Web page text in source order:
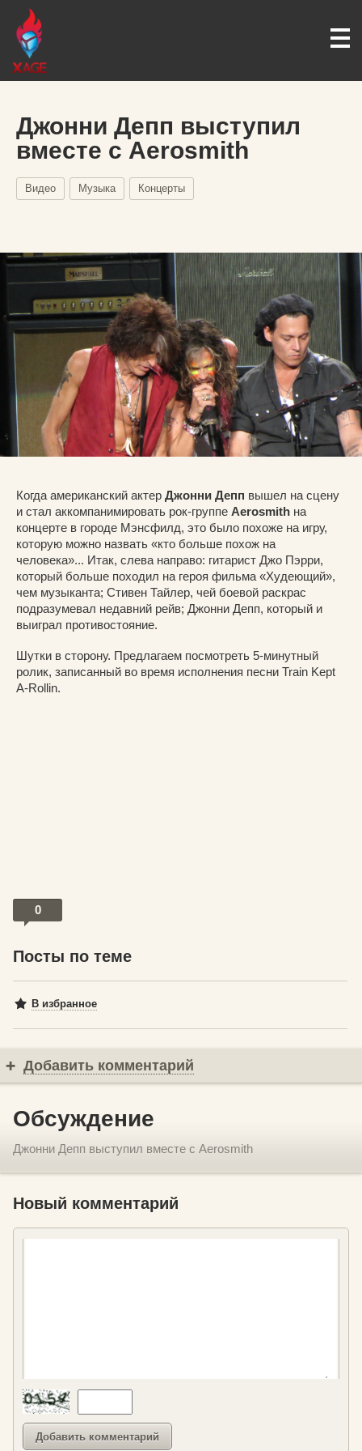
Джонни Депп выступил
вместе с Aerosmith
Видео Музыка Концерты
Когда американский актер Джонни Депп вышел на сцену
и стал аккомпанимировать рок-группе Aerosmith на
концерте в городе Мэнсфилд, это было похоже на игру,
которую можно назвать «кто больше похож на
человека»... Итак, слева направо: гитарист Джо Пэрри,
который больше походил на героя фильма «Худеющий»,
чем музыканта; Стивен Тайлер, чей боевой раскрас
подразумевал недавний рейв; Джонни Депп, который и
выиграл противостояние.
Шутки в сторону. Предлагаем посмотреть 5-минутный
ролик, записанный во время исполнения песни Train Kept
A-Rollin.
0
Посты по теме
В избранное
Добавить комментарий
Обсуждение
Джонни Депп выступил вместе с Aerosmith
Новый комментарий